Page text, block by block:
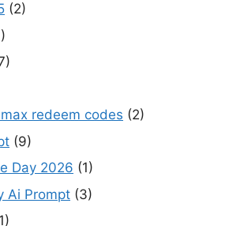
(2)
redeem codes (2)
(9)
Day 2026 (1)
Ai Prompt (3)